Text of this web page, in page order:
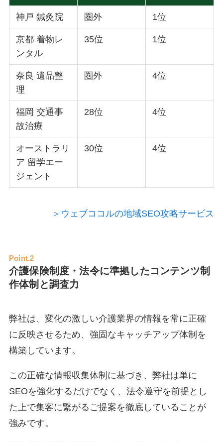
神戸 鍼灸院 圏外 1位
京都 着物レ
ンタル
35位 1位
奈良 遺品整
理
圏外 4位
福岡 交通事
故治療
28位 4位
オーストラリ
ア 留学エー
ジェント
30位 4位
＞ウェブココルの地域SEO攻略サービス
Point.2
介護保険制度・法令に準拠したコンテンツ制
作体制と調査力
弊社は、変化の激しい介護業界の情報を常に正確
に反映させるため、強固なキャッチアップ体制を
構築しています。
この正確な情報収集体制に基づき、弊社は単に
SEOを強化するだけでなく、法令遵守を前提とし
た上で集客に繋がるご提案を徹底していることが
強みです。